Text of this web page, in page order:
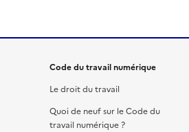
Code du travail numérique
Le droit du travail
Quoi de neuf sur le Code du
travail numérique ?